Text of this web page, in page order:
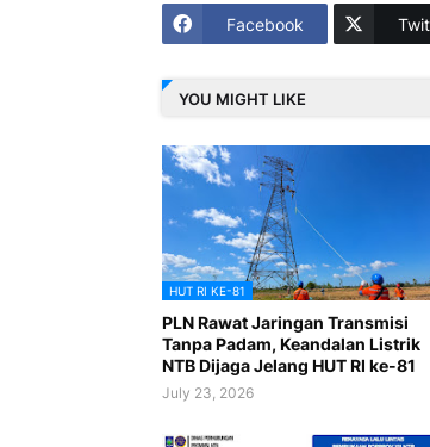
Facebook
YOU MIGHT LIKE
HUT RI KE-81
PLN Rawat Jaringan Transmisi
Tanpa Padam, Keandalan Listrik
NTB Dijaga Jelang HUT RI ke-81
July 23, 2026